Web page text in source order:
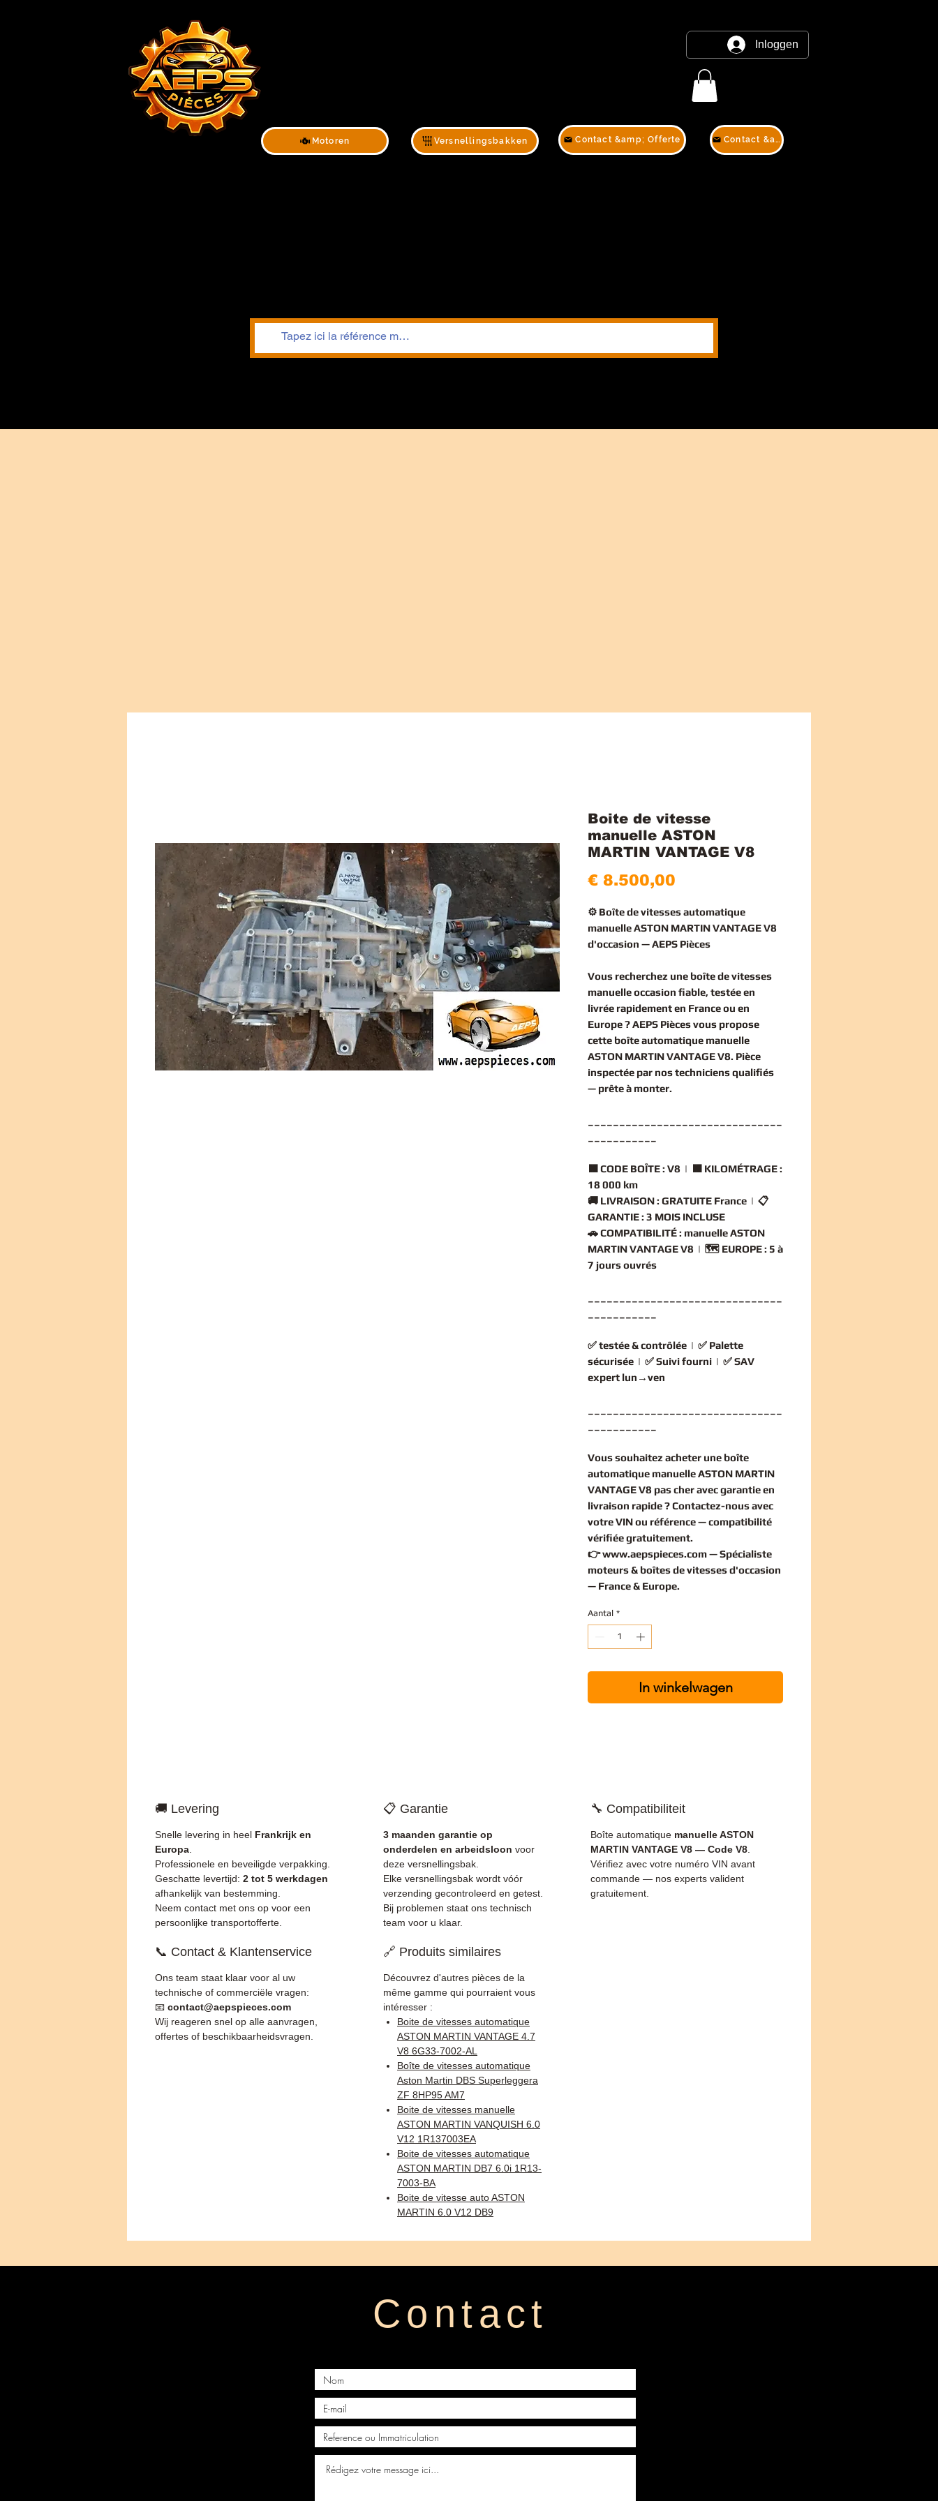
Motoren Versnellingsbakken
Inloggen
Contact &amp; Offerte Contact &amp; Offerte
Boite de vitesse
manuelle ASTON
MARTIN VANTAGE V8
€ 8.500,00
⚙️ Boîte de vitesses automatique
manuelle ASTON MARTIN VANTAGE V8
d'occasion — AEPS Pièces
Vous recherchez une boîte de vitesses
manuelle occasion fiable, testée en
livrée rapidement en France ou en
Europe ? AEPS Pièces vous propose
cette boîte automatique manuelle
ASTON MARTIN VANTAGE V8. Pièce
inspectée par nos techniciens qualifiés
— prête à monter.
🟧CODE BOÎTE : V8 | 🟧 KILOMÉTRAGE :
18 000 km
🚚 LIVRAISON : GRATUITE France | 📋
GARANTIE : 3 MOIS INCLUSE
🚗COMPATIBILITÉ : manuelle ASTON
MARTIN VANTAGE V8 | 🗺️ EUROPE : 5 à
7 jours ouvrés
✅testée & contrôlée | ✅ Palette
sécurisée | ✅Suivi fourni | ✅SAV
expert lun→ven
Vous souhaitez acheter une boîte
automatique manuelle ASTON MARTIN
VANTAGE V8 pas cheravec garantie en
livraison rapide ? Contactez-nous avec
votre VIN ou référence — compatibilité
vérifiéegratuitement.
👉www.aepspieces.com— Spécialiste
moteurs & boîtes de vitesses d'occasion
— France & Europe.
Aantal *
In winkelwagen
🚚 Levering
Snelle levering in heel Frankrijk en
Europa
Professionele en beveiligde verpakking.
Geschatte levertijd: 2 tot 5 werkdagen
afhankelijk van bestemming.
Neem contact met ons op voor een
persoonlijke transportofferte.
📋 Garantie
3 maanden garantie op
onderdelen en arbeidsloon voor
deze versnellingsbak.
Elke versnellingsbak wordt vóór
verzending gecontroleerd en getest.
Bij problemen staat ons technisch
team voor u klaar.
🔧 Compatibiliteit
Boîte automatique manuelle ASTON
MARTIN VANTAGE V8 — Code V8
Vérifiez avec votre numéro VIN avant
commande — nos experts valident
gratuitement.
📞 Contact & Klantenservice
Ons team staat klaar voor al uw
technische of commerciële vragen:
📧 contact@aepspieces.com
Wij reageren snel op alle aanvragen,
offertes of beschikbaarheidsvragen.
🔗 Produits similaires
Découvrez d'autres pièces de la
même gamme qui pourraient vous
intéresser :
Boite de vitesses automatique
ASTON MARTIN VANTAGE 4.7
V8 6G33-7002-AL
Boîte de vitesses automatique
Aston Martin DBS Superleggera
ZF 8HP95 AM7
Boite de vitesses manuelle
ASTON MARTIN VANQUISH 6.0
V12 1R137003EA
Boite de vitesses automatique
ASTON MARTIN DB7 6.0i 1R13-
7003-BA
Boite de vitesse auto ASTON
MARTIN 6.0 V12 DB9
Contact